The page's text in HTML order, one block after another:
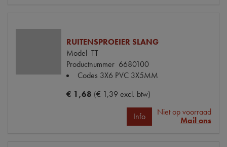
RUITENSPROEIER SLANG
Model TT
Productnummer 6680100
Codes 3X6 PVC 3X5MM
€ 1,68 (€ 1,39 excl. btw)
Info
Niet op voorraad
Mail ons